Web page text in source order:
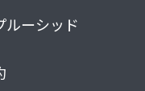
ルーシッド